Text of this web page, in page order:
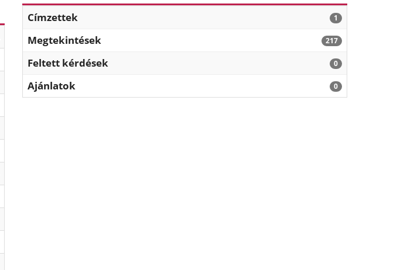
Címzettek 1
Megtekintések 217
Feltett kérdések 0
Ajánlatok 0